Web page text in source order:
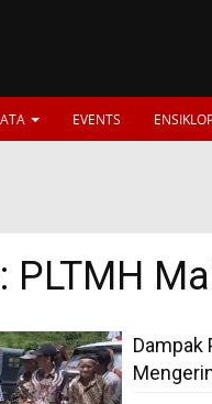
EVENTS
PLTMH
Dampak